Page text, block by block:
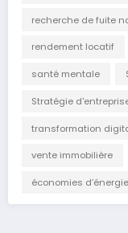
recherche de fuite
rendement locatif
santé mentale
Stratégie
transformation
vente immobilière
économies d’énergie